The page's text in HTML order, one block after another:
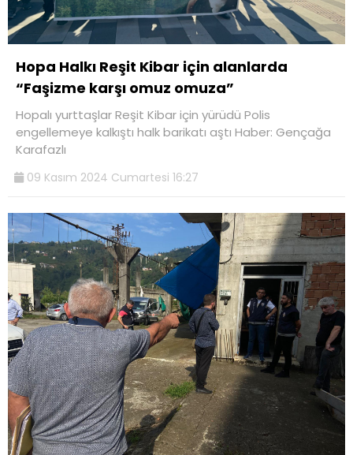
Hopa Halkı Reşit Kibar için alanlarda
“Faşizme karşı omuz omuza”
Hopalı yurttaşlar Reşit Kibar için yürüdü Polis
engellemeye kalkıştı halk barikatı aştı Haber: Gençağa
Karafazlı
09 Kasım 2024 Cumartesi 16:27